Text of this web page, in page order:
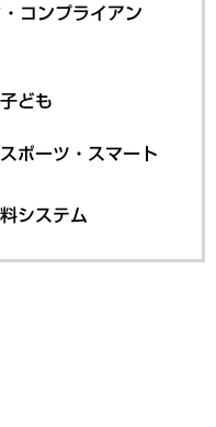
コンプライアン
ども
ポーツ・スマート
システム